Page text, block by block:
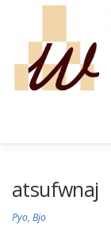
Saltar al contenido
atsufwnaj
Pyo, Bjo